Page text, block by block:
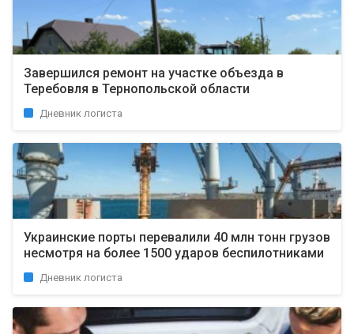
Завершился ремонт на участке объезда в
Теребовля в Тернопольской области
Дневник логиста
Украинские порты перевалили 40 млн тонн грузов
несмотря на более 1500 ударов беспилотниками
Дневник логиста